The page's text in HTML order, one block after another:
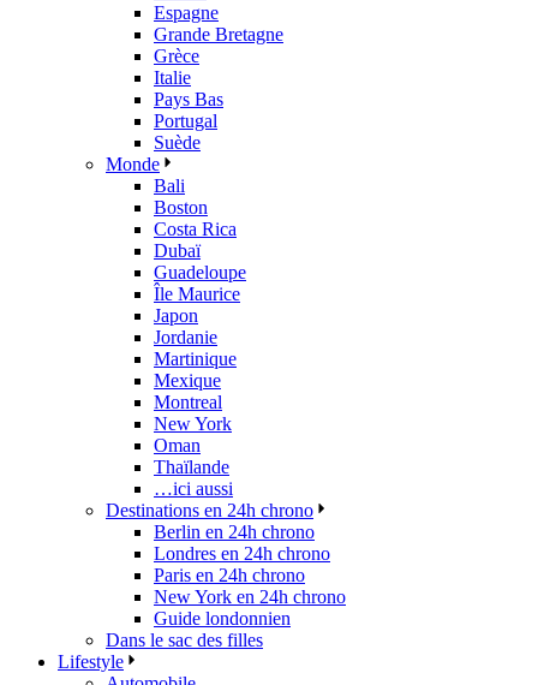
Espagne
Grande Bretagne
Grèce
Italie
Pays Bas
Portugal
Suède
Monde
Bali
Boston
Costa Rica
Dubaï
Guadeloupe
Île Maurice
Japon
Jordanie
Martinique
Mexique
Montreal
New York
Oman
Thaïlande
…ici aussi
Destinations en 24h chrono
Berlin en 24h chrono
Londres en 24h chrono
Paris en 24h chrono
New York en 24h chrono
Guide londonnien
Dans le sac des filles
Lifestyle